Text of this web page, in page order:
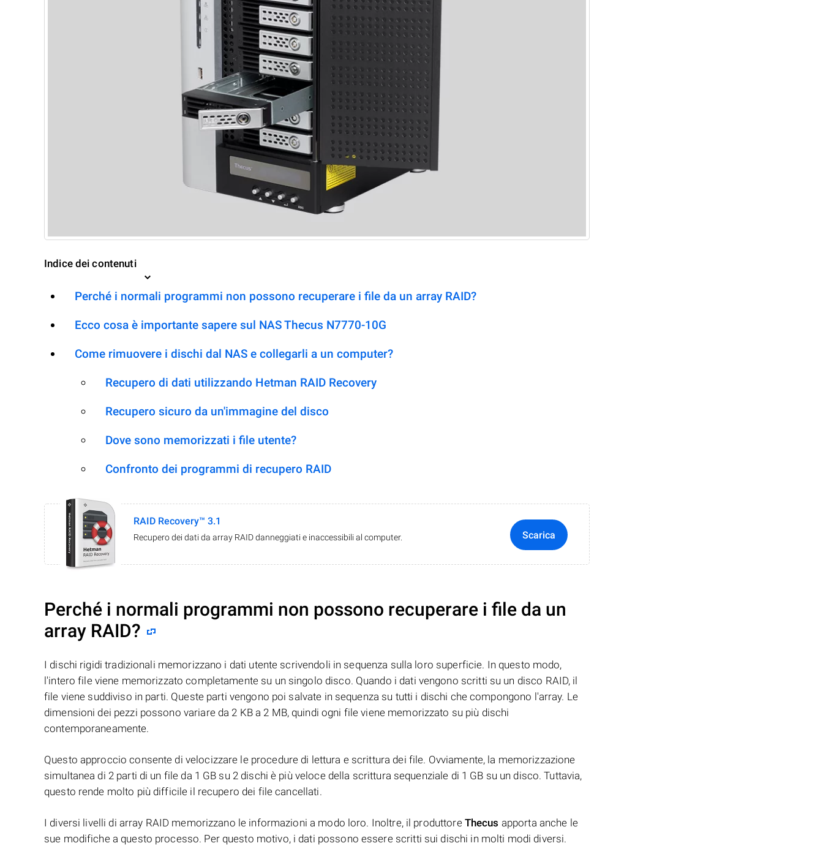
Indice dei contenuti
Perché i normali programmi non possono recuperare i file da un array RAID?
Ecco cosa è importante sapere sul NAS Thecus N7770-10G
Come rimuovere i dischi dal NAS e collegarli a un computer?
Recupero di dati utilizzando Hetman RAID Recovery
Recupero sicuro da un'immagine del disco
Dove sono memorizzati i file utente?
Confronto dei programmi di recupero RAID
RAID Recovery™ 3.1
Recupero dei dati da array RAID danneggiati e inaccessibili al computer. Scarica
Perché i normali programmi non possono recuperare i file da un
array RAID?
I dischi rigidi tradizionali memorizzano i dati utente scrivendoli in sequenza sulla loro superficie. In questo modo,
l'intero file viene memorizzato completamente su un singolo disco. Quando i dati vengono scritti su un disco RAID, il
file viene suddiviso in parti. Queste parti vengono poi salvate in sequenza su tutti i dischi che compongono l'array. Le
dimensioni dei pezzi possono variare da 2 KB a 2 MB, quindi ogni file viene memorizzato su più dischi
contemporaneamente.
Questo approccio consente di velocizzare le procedure di lettura e scrittura dei file. Ovviamente, la memorizzazione
simultanea di 2 parti di un file da 1 GB su 2 dischi è più veloce della scrittura sequenziale di 1 GB su un disco. Tuttavia,
questo rende molto più difficile il recupero dei file cancellati.
I diversi livelli di array RAID memorizzano le informazioni a modo loro. Inoltre, il produttore Thecus apporta anche le
sue modifiche a questo processo. Per questo motivo, i dati possono essere scritti sui dischi in molti modi diversi.